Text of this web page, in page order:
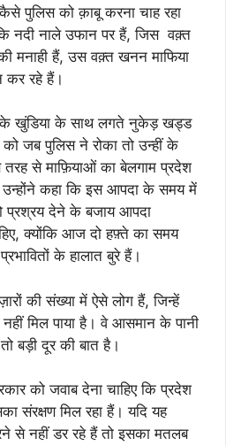
पुलिस को क़ाबू करना चाह रहा
नदी नाले उफान पर हैं, जिस वक़्त
मनाही हैं, उस वक़्त खनन माफिया
रहे हैं।
के खुंडिया के साथ लगते नुकेड़ खड्ड
जब पुलिस ने रोका तो उन्हीं के
से माफ़ियाओं का बेलगाम प्रदेश
उन्होंने कहा कि इस आपदा के समय में
प्रश्रय देने के बजाय आपदा
क्योंकि आज दो हफ़्ते का समय
के हालात बुरे हैं।
की संख्या में ऐसे लोग हैं, जिन्हें
मिल पाया है। वे आसमान के पानी
बड़ी दूर की बात है।
को जवाब देना चाहिए कि प्रदेश
संरक्षण मिल रहा हैं। यदि यह
से नहीं डर रहे हैं तो इसका मतलब